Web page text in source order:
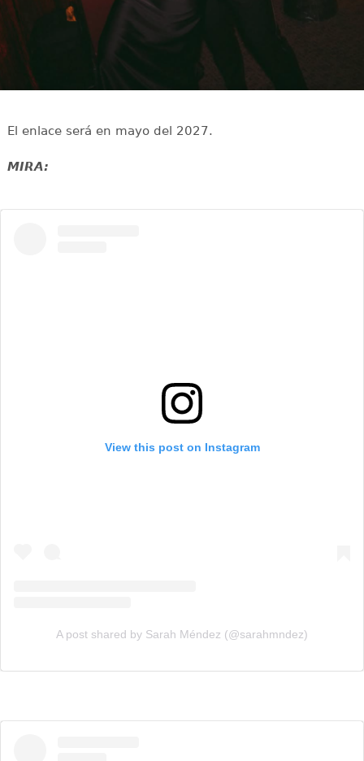
El enlace será en mayo del 2027.
MIRA:
View this post on Instagram
A post shared by Sarah Méndez (@sarahmndez)